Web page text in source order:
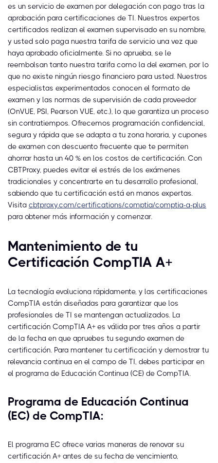
es un servicio de examen por delegación con pago tras la
aprobación para certificaciones de TI. Nuestros expertos
certificados realizan el examen supervisado en su nombre,
y usted solo paga nuestra tarifa de servicio una vez que
haya aprobado oficialmente. Si no aprueba, se le
reembolsan tanto nuestra tarifa como la del examen, por lo
que no existe ningún riesgo financiero para usted. Nuestros
especialistas experimentados conocen el formato de
examen y las normas de supervisión de cada proveedor
(OnVUE, PSI, Pearson VUE, etc.), lo que garantiza un proceso
sin contratiempos. Ofrecemos programación confidencial,
segura y rápida que se adapta a tu zona horaria, y cupones
de examen con descuento frecuente que te permiten
ahorrar hasta un 40 % en los costos de certificación. Con
CBTProxy, puedes evitar el estrés de los exámenes
tradicionales y concentrarte en tu desarrollo profesional,
sabiendo que tu certificación está en manos expertas.
Visita cbtproxy.com/certifications/comptia/comptia-a-plus
para obtener más información y comenzar.
Mantenimiento de tu
Certificación CompTIA A+
La tecnología evoluciona rápidamente, y las certificaciones
CompTIA están diseñadas para garantizar que los
profesionales de TI se mantengan actualizados. La
certificación CompTIA A+ es válida por tres años a partir
de la fecha en que apruebes tu segundo examen de
certificación. Para mantener tu certificación y demostrar tu
relevancia continua en el campo de TI, debes participar en
el programa de Educación Continua (CE) de CompTIA.
Programa de Educación Continua
(EC) de CompTIA:
El programa EC ofrece varias maneras de renovar su
certificación A+ antes de su fecha de vencimiento,